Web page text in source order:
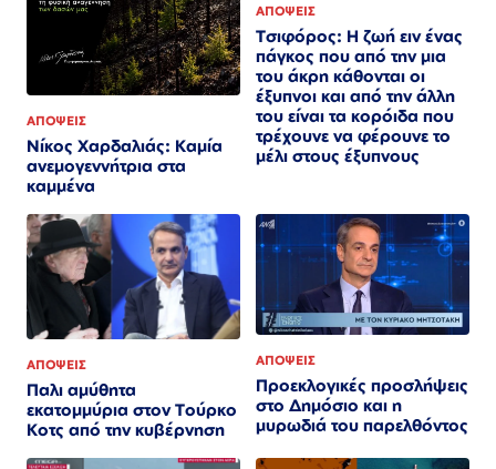
ΑΠΟΨΕΙΣ
Νίκος Χαρδαλιάς: Καμία
ανεμογεννήτρια στα
καμμένα
ΑΠΟΨΕΙΣ
Τσιφόρος: Η ζωή ειν ένας
πάγκος που από την μια
του άκρη κάθονται οι
έξυπνοι και από την άλλη
του είναι τα κορόιδα που
τρέχουνε να φέρουνε το
μέλι στους έξυπνους
ΑΠΟΨΕΙΣ
Παλι αμύθητα
εκατομμύρια στον Τούρκο
Κοτς από την κυβέρνηση
ΑΠΟΨΕΙΣ
Προεκλογικές προσλήψεις
στο Δημόσιο και η
μυρωδιά του παρελθόντος